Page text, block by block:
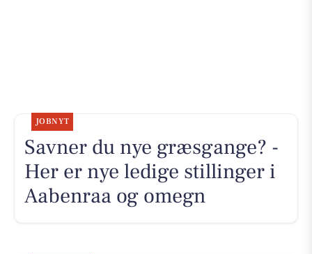
JOBNYT
Savner du nye græsgange? -
Her er nye ledige stillinger i
Aabenraa og omegn